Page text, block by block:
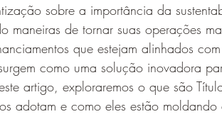
sobre a importância da
maneiras de tornar suas operações
que estejam alinhados
como uma solução inovadora
artigo, exploraremos o que são
adotam e como eles estão